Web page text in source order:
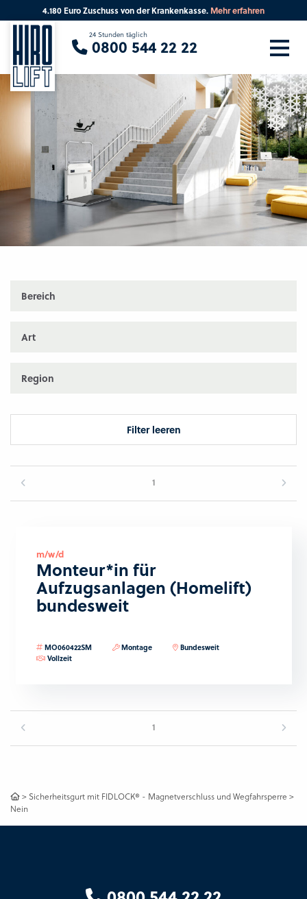
Bereich
Art
Region
Filter leeren
1
m/w/d
Monteur*in für
Aufzugsanlagen (Homelift)
bundesweit
MO060422SM Montage
Bundesweit
Vollzeit
1
>Sicherheitsgurt mit FIDLOCK® - Magnetverschluss und Wegfahrsperre >
Nein
4.180 Euro Zuschuss von der Krankenkasse. Mehr erfahren
24 Stunden täglich
0800 544 22 22
Sie suchen eine Beratung vor Ort?
Ihre PLZ Beratung